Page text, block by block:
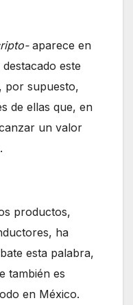
aparece en
este
por supuesto,
de ellas que, en
un valor
productos,
ha
esta palabra,
también es
en México.